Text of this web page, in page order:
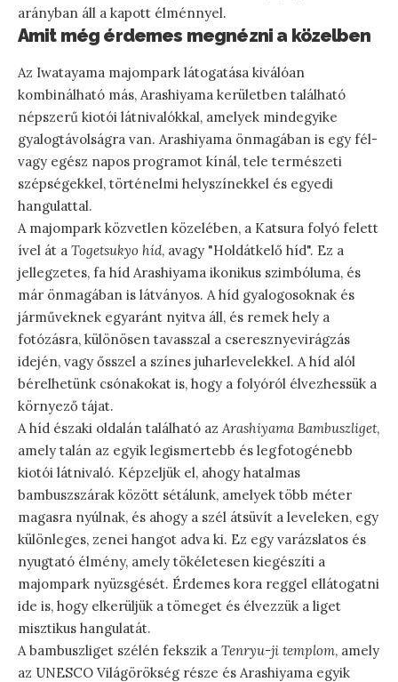
arányban áll a kapott élménnyel.
Amit még érdemes megnézni a közelben
Az Iwatayama majompark látogatása kiválóan
kombinálható más, Arashiyama kerületben található
népszerű kiotói látnivalókkal, amelyek mindegyike
gyalogtávolságra van. Arashiyama önmagában is egy fél-
vagy egész napos programot kínál, tele természeti
szépségekkel, történelmi helyszínekkel és egyedi
hangulattal.
A majompark közvetlen közelében, a Katsura folyó felett
ível át a Togetsukyo híd, avagy "Holdátkelő híd". Ez a
jellegzetes, fa híd Arashiyama ikonikus szimbóluma, és
már önmagában is látványos. A híd gyalogosoknak és
járműveknek egyaránt nyitva áll, és remek hely a
fotózásra, különösen tavasszal a cseresznyevirágzás
idején, vagy ősszel a színes juharlevelekkel. A híd alól
bérelhetünk csónakokat is, hogy a folyóról élvezhessük a
környező tájat.
A híd északi oldalán található az Arashiyama Bambuszliget,
amely talán az egyik legismertebb és legfotogénebb
kiotói látnivaló. Képzeljük el, ahogy hatalmas
bambuszszárak között sétálunk, amelyek több méter
magasra nyúlnak, és ahogy a szél átsüvít a leveleken, egy
különleges, zenei hangot adva ki. Ez egy varázslatos és
nyugtató élmény, amely tökéletesen kiegészíti a
majompark nyüzsgését. Érdemes kora reggel ellátogatni
ide is, hogy elkerüljük a tömeget és élvezzük a liget
misztikus hangulatát.
A bambuszliget szélén fekszik a Tenryu-ji templom, amely
az UNESCO Világörökség része és Arashiyama egyik